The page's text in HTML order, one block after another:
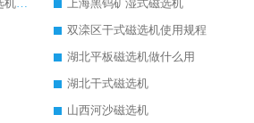
北京XCTN永磁筒式磁选机磁块位置
上海黑钨矿湿式磁选机
双滦区干式磁选机使用规程
湖北平板磁选机做什么用
湖北干式磁选机
山西河沙磁选机